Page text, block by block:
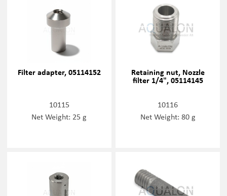
Filter adapter, 05114152
10115
Net Weight: 25 g
Retaining nut, Nozzle
filter 1/4", 05114145
10116
Net Weight: 80 g